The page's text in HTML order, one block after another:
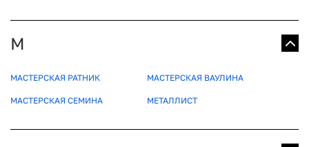
М
МАСТЕРСКАЯ РАТНИК МАСТЕРСКАЯ ВАУЛИНА
МАСТЕРСКАЯ СЕМИНА МЕТАЛЛИСТ